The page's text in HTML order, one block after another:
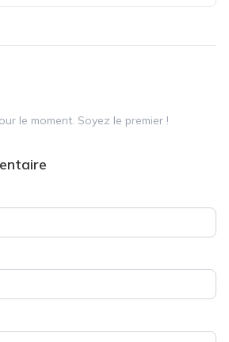
le moment. Soyez le premier !